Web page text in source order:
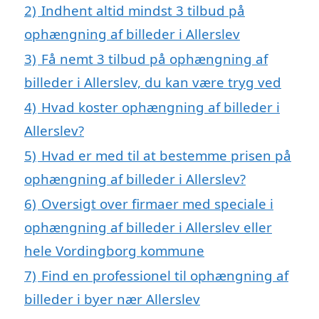
2) Indhent altid mindst 3 tilbud på
ophængning af billeder i Allerslev
3) Få nemt 3 tilbud på ophængning af
billeder i Allerslev, du kan være tryg ved
4) Hvad koster ophængning af billeder i
Allerslev?
5) Hvad er med til at bestemme prisen på
ophængning af billeder i Allerslev?
6) Oversigt over firmaer med speciale i
ophængning af billeder i Allerslev eller
hele Vordingborg kommune
7) Find en professionel til ophængning af
billeder i byer nær Allerslev